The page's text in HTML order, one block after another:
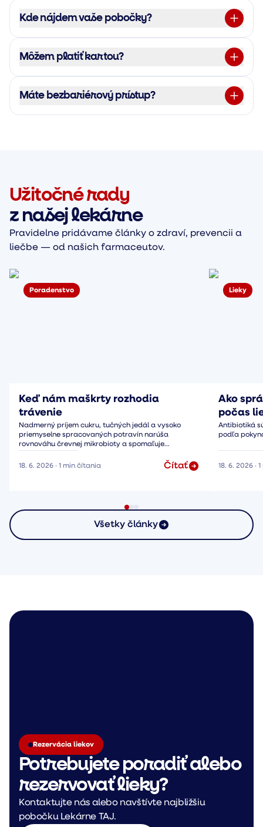
Kde nájdem vaše pobočky?
Môžem platiť kartou?
Máte bezbariérový prístup?
Užitočné rady
z našej lekárne
Pravidelne pridávame články o zdraví, prevencii a
liečbe — od našich farmaceutov.
Poradenstvo
Keď nám maškrty rozhodia
trávenie
Nadmerný príjem cukru, tučných jedál a vysoko
priemyselne spracovaných potravín narúša
rovnováhu črevnej mikrobioty a spomaľuje
18. 6. 2026 · 1 min čítania Čítať
Lieky
Ako
počas
Antibiotiká
podľa
18. 6. 2026 · 1
Všetky články
Rezervácia liekov
Potrebujete poradiť alebo
rezervovať lieky?
Kontaktujte nás alebo navštívte najbližšiu
pobočku Lekárne TAJ.